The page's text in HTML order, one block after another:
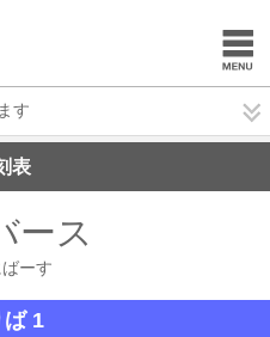
す
表
ース
ーす
1